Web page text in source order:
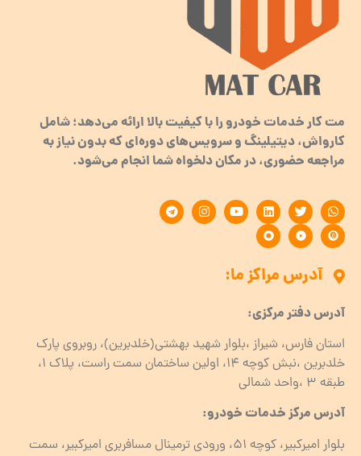
مت کار خدمات خودرو را با کیفیت بالا ارائه می‌دهد؛ شامل
کارواش، دیتیلینگ و سرویس‌های دوره‌ای که بدون نیاز به
مراجعه حضوری، در مکان دلخواه شما انجام می‌شود.
آدرس مراکز ما:
آدرس دفتر مرکزی:
استان فارس، شیراز ،بلوار شهید بهشتی(خلدبرین)، روبروی پارک
خلدبرین ،نبش کوچه ۱۴، اولین ساختمان سمت راست، پلاک 1،
طبقه ۳ ،واحد شمالی
آدرس مرکز خدمات خودرو:
بلوار امیرکبیر، کوچه 51، ورودی ترمینال مسافربری امیرکبیر، سمت